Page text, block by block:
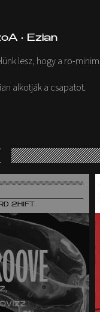
• Ezian
lesz, hogy a ro-
alkotják a csapatot.
2HIFT